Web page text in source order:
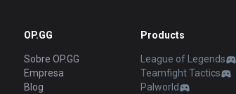
OP.GG
Sobre OP.GG
Empresa
Blog
Products
League of Legends
Teamfight Tactics
Palworld